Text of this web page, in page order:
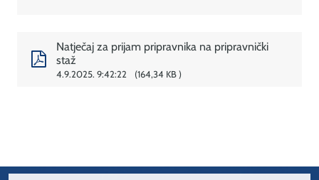
Natječaj za prijam pripravnika na pripravnički
staž
4.9.2025. 9:42:22 164,34 KB